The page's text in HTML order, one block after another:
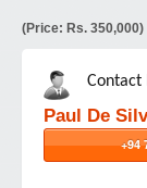
(Price: Rs. 350,000)
Paul De
+94